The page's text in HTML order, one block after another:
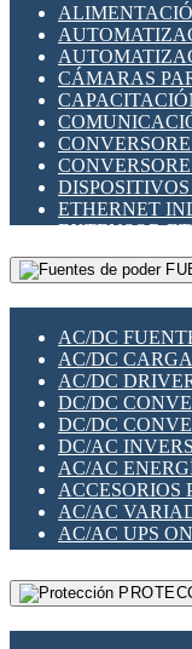
SENSORES
VARIACS
VARIADORES
MAQUINARIA
INTERFACES
OTROS RELÉS
PROTECCIÓN
RELÉS
RELÉS DE
RELÉS DE
RELÉS
RELÉS
SENSORES
SWITCH Y
TARJETAS PI
UNIÓN Y
CÁMARAS
ETHERNET
EXTENSOR
GATEWAY
GESTIÓN DE
PLACAS
SWITCHES Y
SOLUCIONES
SOLUCIONES
SOLUCIONES
SEGURIDAD
SWITCHES
TELEFONÍA IP
VIGILANCIA
MESHTASTIC
AC/DC
AC/DC
AC/DC
DC/DC
DC/DC
DC/AC
AC/AC
ACCESORIOS
AC/AC
AC/AC UPS